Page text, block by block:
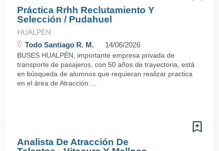
Práctica Rrhh Reclutamiento Y
Selección / Pudahuel
HUALPEN
Todo Santiago R. M. 14/06/2026
BUSES HUALPÉN, importante empresa privada de
transporte de pasajeros, con 50 años de trayectoria, está
en búsqueda de alumnos que requieran realizar practica
en el área de Atracción ...
Analista De Atracción De